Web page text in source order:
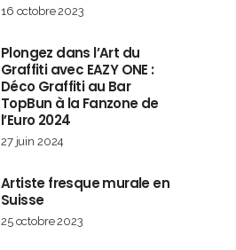
16 octobre 2023
Plongez dans l’Art du
Graffiti avec EAZY ONE :
Déco Graffiti au Bar
TopBun à la Fanzone de
l’Euro 2024
27 juin 2024
Artiste fresque murale en
Suisse
25 octobre 2023